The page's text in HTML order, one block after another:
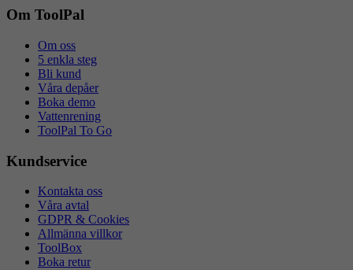
Om ToolPal
Om oss
5 enkla steg
Bli kund
Våra depåer
Boka demo
Vattenrening
ToolPal To Go
Kundservice
Kontakta oss
Våra avtal
GDPR & Cookies
Allmänna villkor
ToolBox
Boka retur